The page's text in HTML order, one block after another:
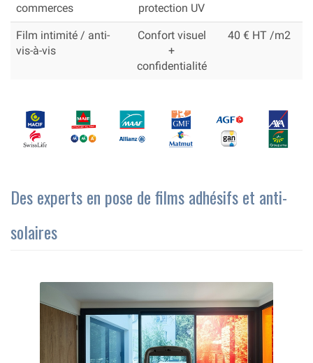
commerces
protection UV
Film intimité / anti-
vis-à-vis
Confort visuel
+
confidentialité
40 € HT /m2
Des experts en pose de films adhésifs et anti-
solaires